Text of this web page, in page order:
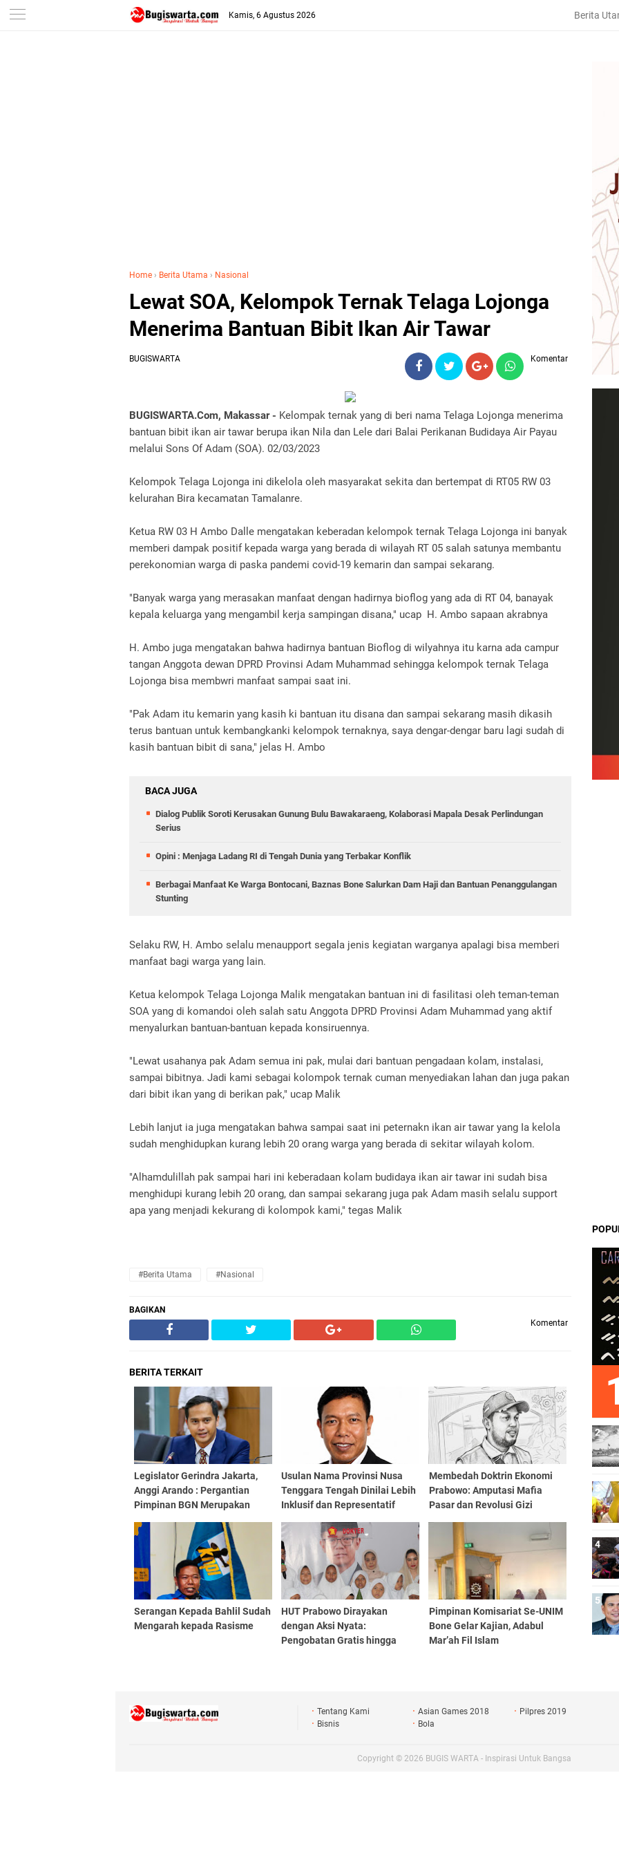
-->
Kamis, 6 Agustus 2026 Berita
Home › Berita Utama › Nasional
Lewat SOA, Kelompok Ternak Telaga Lojonga
Menerima Bantuan Bibit Ikan Air Tawar
BUGISWARTA Komentar
BUGISWARTA.Com, Makassar - Kelompak ternak yang di beri nama Telaga Lojonga menerima
bantuan bibit ikan air tawar berupa ikan Nila dan Lele dari Balai Perikanan Budidaya Air Payau
melalui Sons Of Adam (SOA). 02/03/2023
Kelompok Telaga Lojonga ini dikelola oleh masyarakat sekita dan bertempat di RT05 RW 03
kelurahan Bira kecamatan Tamalanre.
Ketua RW 03 H Ambo Dalle mengatakan keberadan kelompok ternak Telaga Lojonga ini banyak
memberi dampak positif kepada warga yang berada di wilayah RT 05 salah satunya membantu
perekonomian warga di paska pandemi covid-19 kemarin dan sampai sekarang.
"Banyak warga yang merasakan manfaat dengan hadirnya bioflog yang ada di RT 04, banayak
kepala keluarga yang mengambil kerja sampingan disana," ucap H. Ambo sapaan akrabnya
H. Ambo juga mengatakan bahwa hadirnya bantuan Bioflog di wilyahnya itu karna ada campur
tangan Anggota dewan DPRD Provinsi Adam Muhammad sehingga kelompok ternak Telaga
Lojonga bisa membwri manfaat sampai saat ini.
"Pak Adam itu kemarin yang kasih ki bantuan itu disana dan sampai sekarang masih dikasih
terus bantuan untuk kembangkanki kelompok ternaknya, saya dengar-dengar baru lagi sudah di
kasih bantuan bibit di sana," jelas H. Ambo
BACA JUGA
Dialog Publik Soroti Kerusakan Gunung Bulu Bawakaraeng, Kolaborasi Mapala Desak Perlindungan
Serius
Opini : Menjaga Ladang RI di Tengah Dunia yang Terbakar Konflik
Berbagai Manfaat Ke Warga Bontocani, Baznas Bone Salurkan Dam Haji dan Bantuan Penanggulangan
Stunting
Selaku RW, H. Ambo selalu menaupport segala jenis kegiatan warganya apalagi bisa memberi
manfaat bagi warga yang lain.
Ketua kelompok Telaga Lojonga Malik mengatakan bantuan ini di fasilitasi oleh teman-teman
SOA yang di komandoi oleh salah satu Anggota DPRD Provinsi Adam Muhammad yang aktif
menyalurkan bantuan-bantuan kepada konsiruennya.
"Lewat usahanya pak Adam semua ini pak, mulai dari bantuan pengadaan kolam, instalasi,
sampai bibitnya. Jadi kami sebagai kolompok ternak cuman menyediakan lahan dan juga pakan
dari bibit ikan yang di berikan pak," ucap Malik
Lebih lanjut ia juga mengatakan bahwa sampai saat ini peternakn ikan air tawar yang Ia kelola
sudah menghidupkan kurang lebih 20 orang warga yang berada di sekitar wilayah kolom.
"Alhamdulillah pak sampai hari ini keberadaan kolam budidaya ikan air tawar ini sudah bisa
menghidupi kurang lebih 20 orang, dan sampai sekarang juga pak Adam masih selalu support
apa yang menjadi kekurang di kolompok kami," tegas Malik
#Berita Utama #Nasional
BAGIKAN
Komentar
BERITA TERKAIT
Legislator Gerindra Jakarta,
Anggi Arando : Pergantian
Pimpinan BGN Merupakan
Program MBG
Usulan Nama Provinsi Nusa
Tenggara Tengah Dinilai Lebih
Inklusif dan Representatif
Membedah Doktrin Ekonomi
Prabowo: Amputasi Mafia
Pasar dan Revolusi Gizi
Serangan Kepada Bahlil Sudah
Mengarah kepada Rasisme
HUT Prabowo Dirayakan
dengan Aksi Nyata:
Pengobatan Gratis hingga
Pimpinan Komisariat Se-UNIM
Bone Gelar Kajian, Adabul
Mar’ah Fil Islam
Tentang Kami Asian Games 2018
Pilpres 2019
Bisnis
Bola
Copyright © 2026 BUGIS WARTA - Inspirasi Untuk Bangsa